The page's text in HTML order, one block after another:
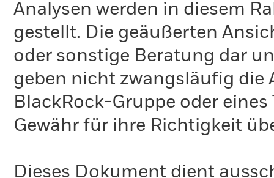
Analysen werden in diesem
gestellt. Die geäußerten
oder sonstige Beratung dar
geben nicht zwangsläufig die
BlackRock-Gruppe oder
Gewähr für ihre Richtigkeit
Dieses Dokument dient